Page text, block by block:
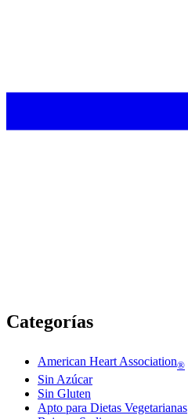
Categorías
American Heart Association®
Sin Azúcar
Sin Gluten
Apto para Dietas Vegetarianas